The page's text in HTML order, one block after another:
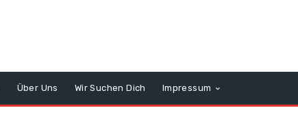
Über Uns Wir Suchen Dich Impressum